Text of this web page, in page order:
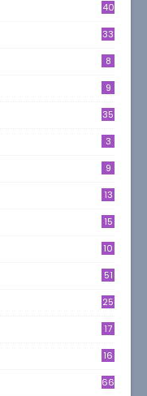
40
33
8
9
35
3
9
13
15
10
51
25
17
16
66